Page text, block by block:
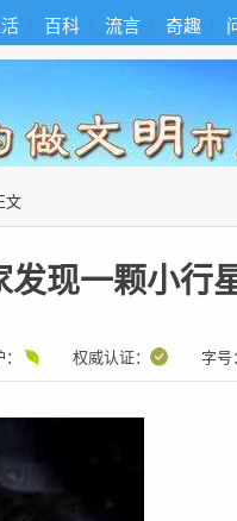
百科 流言 奇趣
文
发现一颗小行
权威认证： 字号